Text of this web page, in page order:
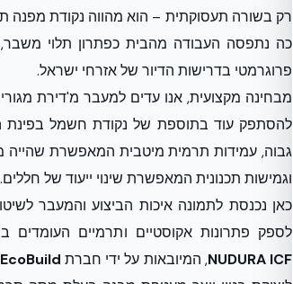
רק בשורה תעסוקתית – הוא מהווה נקודת מפנה
כה נתפסה העבודה מהבית כפתרון תלוי
פרוגרמטי בדרישות הדיור של אזרחי ישראל.
מבחינה מקצועית, אנו עדים למעבר מ'דירת
להסתפק עוד בתוספת של נקודת חשמל בפינת
גבוה, עמידות תרמית מיטבית המאפשרת שהייה
וגמישות תכנונית המאפשרת שינוי ייעוד של חללים.
כאן נכנסת לתמונה איכות הביצוע והמעבר
לספק פתרונות אקוסטיים ותרמיים
NUDURA ICF, המיובאות על ידי חברת EcoBuild